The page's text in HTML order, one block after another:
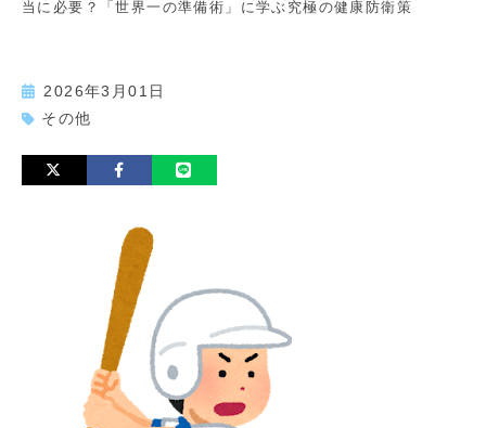
当に必要？「世界一の準備術」に学ぶ究極の健康防衛策
2026年3月01日
その他